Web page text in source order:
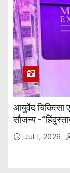
आयुर्वेद चिकित्सा
सौजन्य -
विवेक रंजन मैत्रेय
(भा०पु०से०)
Jul 1, 2026